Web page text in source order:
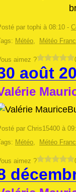
par tophi à 08:10 -
Météo, Météo
aimez ?
août
par Chris15400 à
Météo, Météo
aimez ?